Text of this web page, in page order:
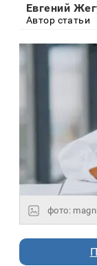
Евгений
Автор статьи
фото: